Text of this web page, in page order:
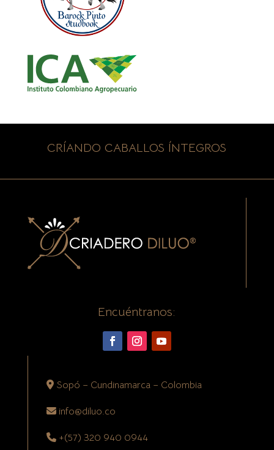
CRÍANDO CABALLOS ÍNTEGROS
Encuéntranos:
Sopó – Cundinamarca – Colombia
info@diluo.co
+(57) 320 940 0944